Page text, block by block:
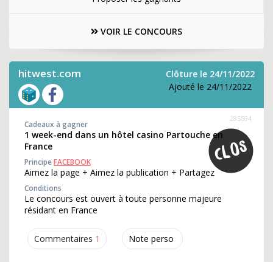
VOIR LE CONCOURS
hitwest.com
Clôture le 24/11/2022
Ajouté le 24/11/2022
Commentaires 1 Note perso
285594
Cadeaux à gagner
1 week-end dans un hôtel casino Partouche en
France
PrincipeFACEBOOK
Aimez la page + Aimez la publication + Partagez
Conditions
Le concours est ouvert à toute personne majeure
résidant en France